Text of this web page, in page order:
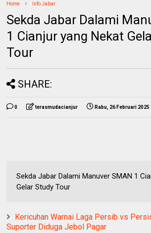
Home Info Jabar
Sekda Jabar Dalami
1 Cianjur yang Nekat
Tour
SHARE:
0 terasmudacianjur Rabu, 26 Februari 2025
Sekda Jabar Dalami Manuver SMAN 1
Gelar Study Tour
Kericuhan Warnai Laga Persib vs
Suporter Diduga Jebol Pagar